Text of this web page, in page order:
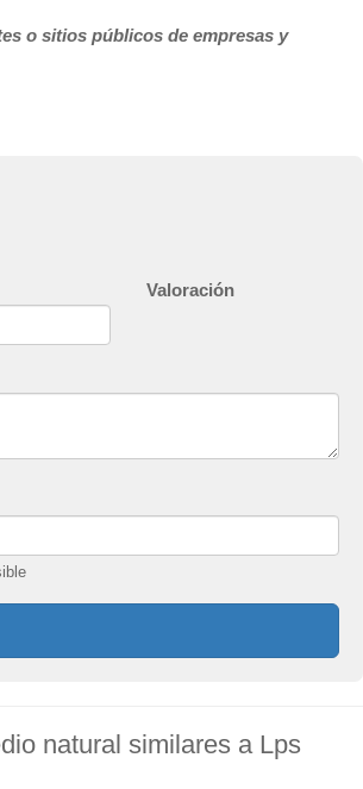
o sitios públicos de empresas y
Valoración
natural similares a Lps